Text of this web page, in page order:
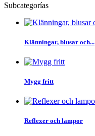
Subcategorías
Klänningar, blusar och...
Mygg fritt
Reflexer och lampor